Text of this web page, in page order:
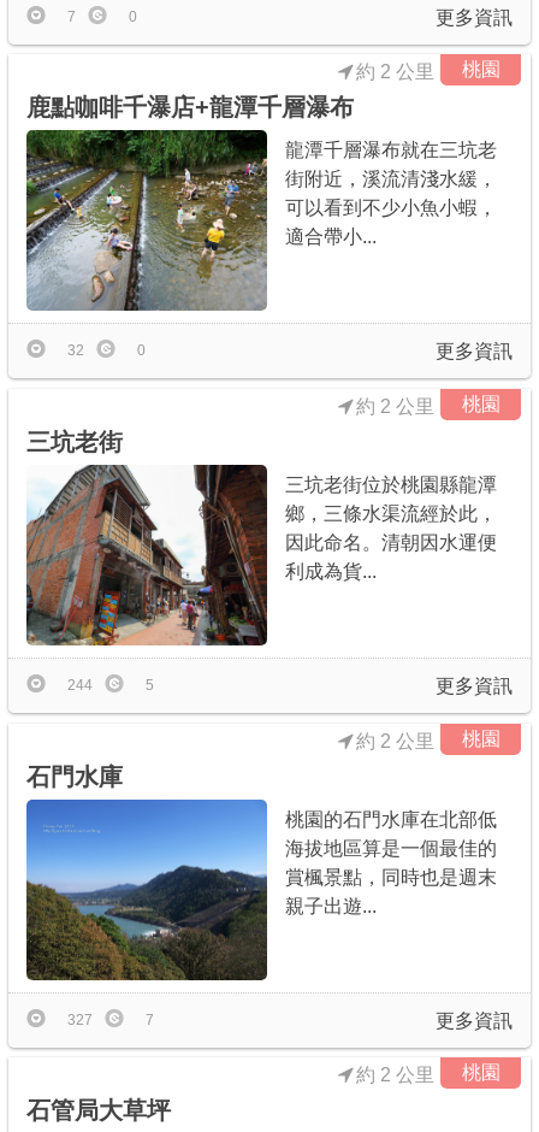
更多資訊
7 0
桃園
約 2 公里
鹿點咖啡千瀑店+龍潭千層瀑布
龍潭千層瀑布就在三坑老
街附近，溪流清淺水緩，
可以看到不少小魚小蝦，
適合帶小...
更多資訊
32 0
桃園
約 2 公里
三坑老街
三坑老街位於桃園縣龍潭
鄉，三條水渠流經於此，
因此命名。清朝因水運便
利成為貨...
更多資訊
244 5
桃園
約 2 公里
石門水庫
桃園的石門水庫在北部低
海拔地區算是一個最佳的
賞楓景點，同時也是週末
親子出遊...
更多資訊
327 7
桃園
約 2 公里
石管局大草坪